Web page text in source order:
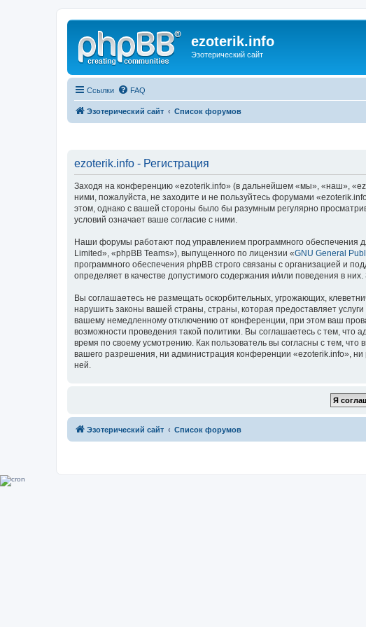
ezoterik.info
Эзотерический сайт
Ссылки FAQ
Эзотерический сайт Список форумов
ezoterik.info - Регистрация
Заходя на конференцию «ezoterik.info» (в дальнейшем «мы», «наш»,
ними, пожалуйста, не заходите и не пользуйтесь форумами
этом, однако с вашей стороны было бы разумным регулярно
условий означает ваше согласие с ними.
Наши форумы работают под управлением программного обеспечения
Limited», «phpBB Teams»), выпущенного по лицензии «GNU General
программного обеспечения phpBB строго связаны с организацией и
определяет в качестве допустимого содержания и/или поведения в
Вы соглашаетесь не размещать оскорбительных, угрожающих,
нарушить законы вашей страны, страны, которая предоставляет
вашему немедленному отключению от конференции, при этом ваш
возможности проведения такой политики. Вы соглашаетесь с тем,
время по своему усмотрению. Как пользователь вы согласны с тем,
вашего разрешения, ни администрация конференции «ezoterik.info», ни
ней.
Эзотерический сайт Список форумов